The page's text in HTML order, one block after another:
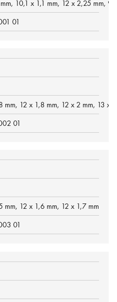
10,1 x 1,1 mm, 12 x 2,25 mm,
01
mm, 12 x 1,8 mm, 12 x 2 mm, 13 x
01
mm, 12 x 1,6 mm, 12 x 1,7 mm
01